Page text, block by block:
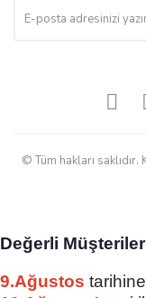
derecede beğendim
Kolay ve hizli alisveris
Deneyimini Paylaş
© Tüm hakları
Değerli
9.Ağustos